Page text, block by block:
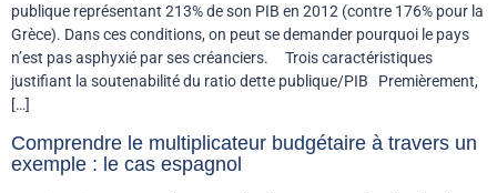
publique représentant 213% de son PIB en 2012 (contre 176% pour la
Grèce). Dans ces conditions, on peut se demander pourquoi le pays
n’est pas asphyxié par ses créanciers. Trois caractéristiques
justifiant la soutenabilité du ratio dette publique/PIB Premièrement,
[…]
Comprendre le multiplicateur budgétaire à travers un
exemple : le cas espagnol